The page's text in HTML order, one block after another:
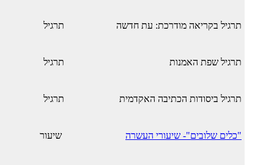
תרגיל בקריאה מודרכת: עת חדשה תרגיל
תרגיל שפת האמנות תרגיל
תרגיל ביסודות הכתיבה האקדמית תרגיל
"כלים שלובים"- שיעורי העשרה שיעור